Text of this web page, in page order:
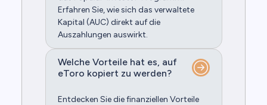
Erfahren Sie, wie sich das verwaltete
Kapital (AUC) direkt auf die
Auszahlungen auswirkt.
Welche Vorteile hat es, auf
eToro kopiert zu werden?
Entdecken Sie die finanziellen Vorteile